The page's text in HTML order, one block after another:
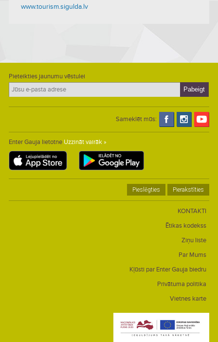
www.tourism.sigulda.lv
Pieteikties jaunumu vēstulei
Sameklēt mūs:
Enter Gauja lietotne Uzzināt vairāk »
Pieslēgties Pierakstīties
KONTAKTI
Ētikas kodekss
Ziņu liste
Par Mums
Kļūsti par Enter Gauja biedru
Privātuma politika
Vietnes karte